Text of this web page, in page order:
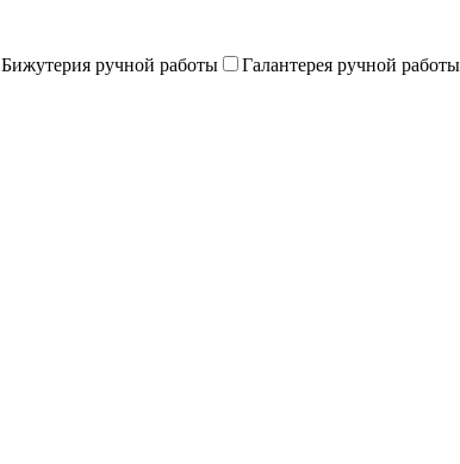
Бижутерия ручной работы Галантерея ручной работы